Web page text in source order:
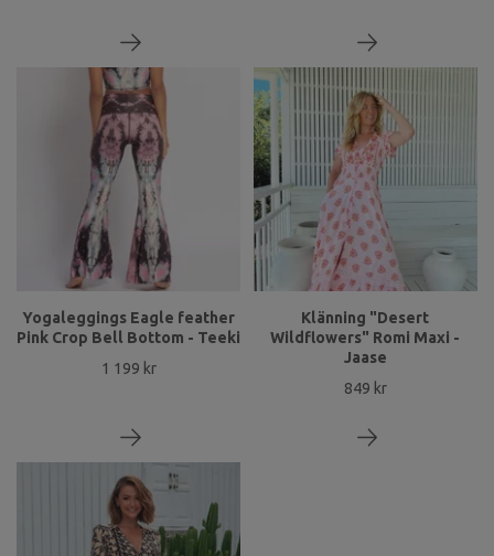
Yogaleggings Eagle feather
Pink Crop Bell Bottom - Teeki
1 199 kr
Klänning "Desert
Wildflowers" Romi Maxi -
Jaase
849 kr